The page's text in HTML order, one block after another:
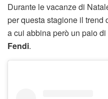
Durante le vacanze di
per questa stagione il
a cui abbina però un paio di
Fendi.